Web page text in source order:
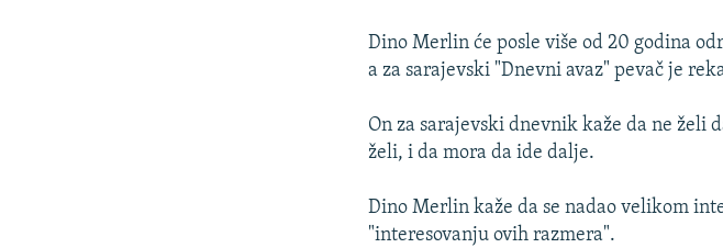
Dino Merlin će posle više od 20 godina
a za sarajevski "Dnevni avaz" pevač je
On za sarajevski dnevnik kaže da ne
želi, i da mora da ide dalje.
Dino Merlin kaže da se nadao velikom
"interesovanju ovih razmera".